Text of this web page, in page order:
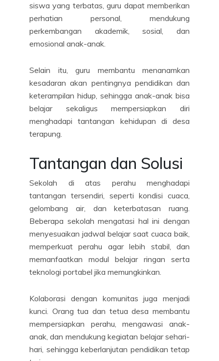
siswa yang terbatas, guru dapat memberikan
perhatian personal, mendukung
perkembangan akademik, sosial, dan
emosional anak-anak.
Selain itu, guru membantu menanamkan
kesadaran akan pentingnya pendidikan dan
keterampilan hidup, sehingga anak-anak bisa
belajar sekaligus mempersiapkan diri
menghadapi tantangan kehidupan di desa
terapung.
Tantangan dan Solusi
Sekolah di atas perahu menghadapi
tantangan tersendiri, seperti kondisi cuaca,
gelombang air, dan keterbatasan ruang.
Beberapa sekolah mengatasi hal ini dengan
menyesuaikan jadwal belajar saat cuaca baik,
memperkuat perahu agar lebih stabil, dan
memanfaatkan modul belajar ringan serta
teknologi portabel jika memungkinkan.
Kolaborasi dengan komunitas juga menjadi
kunci. Orang tua dan tetua desa membantu
mempersiapkan perahu, mengawasi anak-
anak, dan mendukung kegiatan belajar sehari-
hari, sehingga keberlanjutan pendidikan tetap